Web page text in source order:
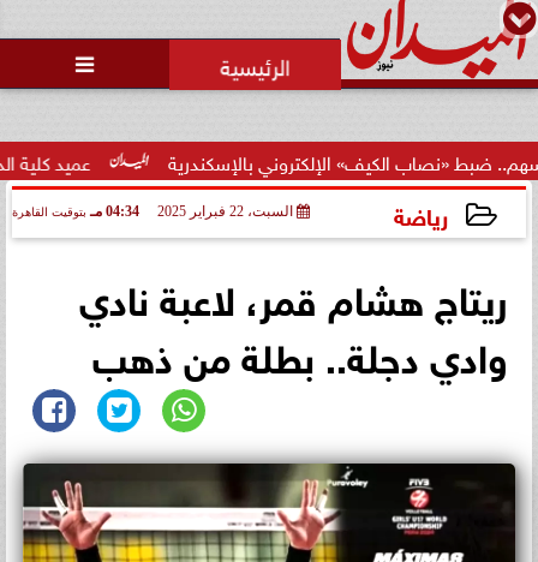

عميد كلية الدراسات الإسلامية: بالإسكندرية
رياضة السبت، 22 فبراير 2025 04:34 مـ بتوقيت القاهرة
ريتاج هشام قمر، لاعبة نادي
وادي دجلة.. بطلة من ذهب
صرخة قبل الكارثة.. بلاغ إلى النائب
العام ووزير الشباب والرياضة و وزير